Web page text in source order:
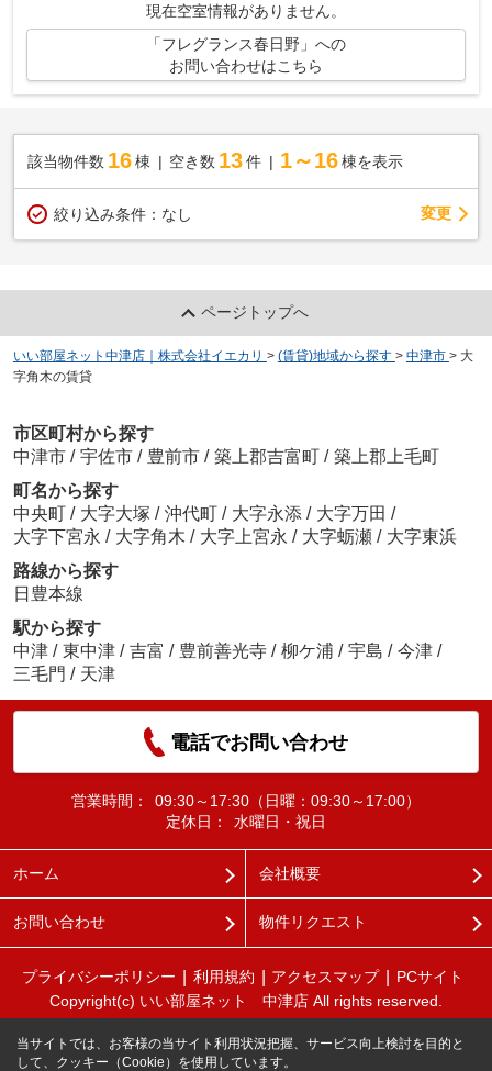
現在空室情報がありません。
「フレグランス春日野」への
お問い合わせはこちら
該当物件数 16棟 空き数 13 件 1～16 棟を表示
絞り込み条件： なし 変更
ページトップへ
いい部屋ネット中津店｜株式会社イエカリ > (賃貸)地域から探す > 中津市 > 大
字角木の賃貸
市区町村から探す
中津市 / 宇佐市 / 豊前市 / 築上郡吉富町 / 築上郡上毛町
町名から探す
中央町 / 大字大塚 / 沖代町 / 大字永添 / 大字万田 /
大字下宮永 / 大字角木 / 大字上宮永 / 大字蛎瀬 / 大字東浜
路線から探す
日豊本線
駅から探す
中津 / 東中津 / 吉富 / 豊前善光寺 / 柳ケ浦 / 宇島 / 今津 /
三毛門 / 天津
電話でお問い合わせ
営業時間：
09:30～17:30（日曜：09:30～17:00）
定休日：
水曜日・祝日
ホーム 会社概要
お問い合わせ 物件リクエスト
プライバシーポリシー 利用規約 アクセスマップ
PCサイト
Copyright(c) いい部屋ネット 中津店 All rights reserved.
当サイトでは、お客様の当サイト利用状況把握、サービス向上検討を目的と
して、クッキー（Cookie）を使用しています。